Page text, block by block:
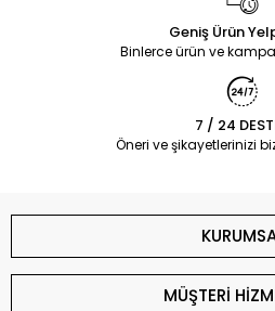
Geniş Ürün
Binlerce ürün ve
7 / 24
Öneri ve şikayetlerinizi
MÜŞTERİ